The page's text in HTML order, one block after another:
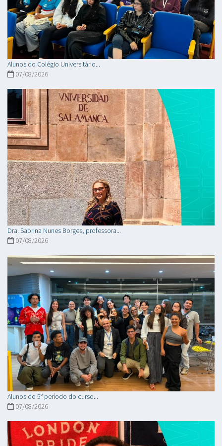
Alunos do Colégio Universitário...
07/08/2026
Dra. Sabrina Nunes Borges, professora...
07/08/2026
Alunos do 5° período do curso...
07/08/2026